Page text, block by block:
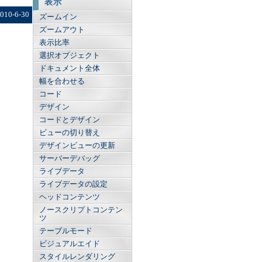
6-30
ズームイン
ズームアウト
表示比率
選択オブジェクト
ドキュメント全体
幅を合わせる
コード
デザイン
コードとデザイン
ビューの切り替え
デザインビューの更新
サーバーデバッグ
ライブデータ
ライブデータの設定
ヘッドコンテンツ
ノースクリプトコンテン
ツ
テーブルモード
ビジュアルエイド
スタイルレンダリング